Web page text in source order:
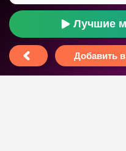
Лучшие
Добавить в